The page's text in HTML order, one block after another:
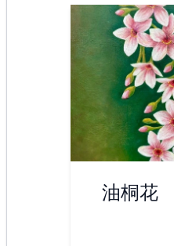
油桐花